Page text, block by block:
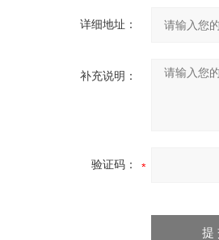
详细地址：
补充说明：
验证码：